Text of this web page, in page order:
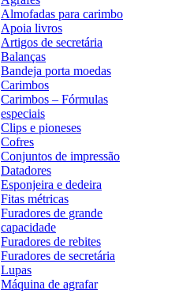
Almofadas para carimbo
Apoia livros
Artigos de secretária
Balanças
Bandeja porta moedas
Carimbos
Carimbos – Fórmulas
especiais
Clips e pioneses
Cofres
Conjuntos de impressão
Datadores
Esponjeira e dedeira
Fitas métricas
Furadores de grande
capacidade
Furadores de rebites
Furadores de secretária
Lupas
Máquina de agrafar